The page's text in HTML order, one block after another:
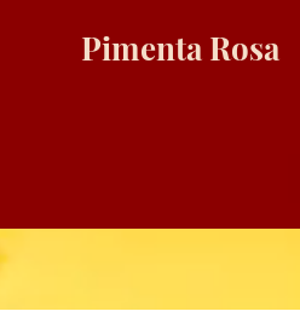
Pimenta Rosa